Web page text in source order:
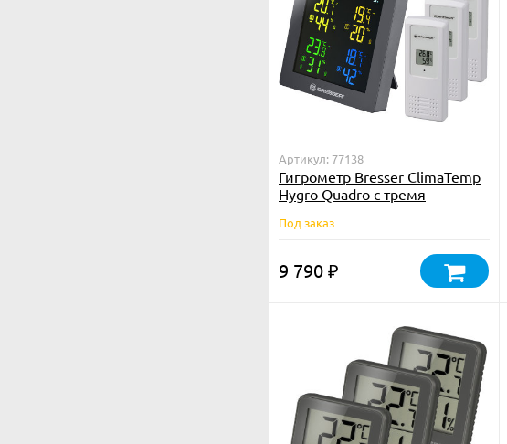
Артикул: 77138
Гигрометр Bresser ClimaTemp
Hygro Quadro с тремя
Под заказ
9 790 ₽